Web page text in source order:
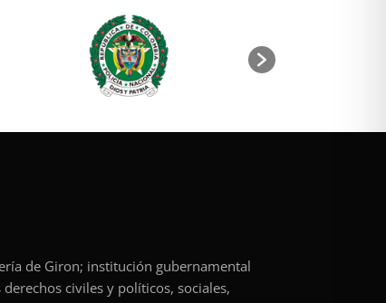
de Giron; institución gubernamental
civiles y políticos, sociales,